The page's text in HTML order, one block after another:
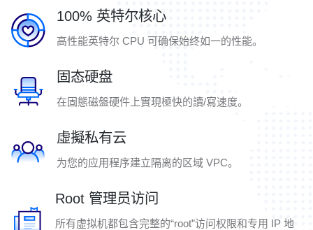
100% 英特尔核心
高性能英特尔 CPU 可确保始终如一的性能。
固态硬盘
在固態磁盤硬件上實現極快的讀/寫速度。
虛擬私有云
为您的应用程序建立隔离的区域 VPC。
Root 管理员访问
所有虚拟机都包含完整的“root”访问权限和专用 IP 地